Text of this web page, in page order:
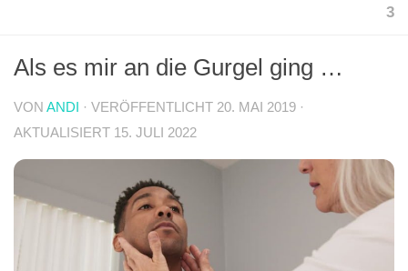
3
Als es mir an die Gurgel ging …
VON ANDI · VERÖFFENTLICHT 20. MAI 2019 ·
AKTUALISIERT 15. JULI 2022